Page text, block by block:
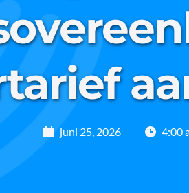
juni 25, 2026 4:00